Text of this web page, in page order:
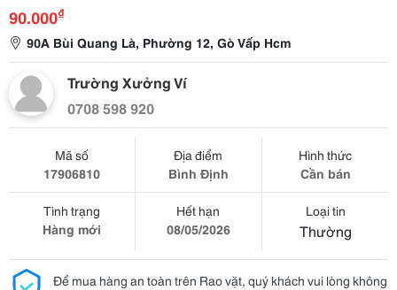
90.000₫
90A Bùi Quang Là, Phường 12, Gò Vấp Hcm
Trường Xưởng Ví
0708 598 920
Mã số
17906810
Địa điểm
Bình Định
Hình thức
Cần bán
Tình trạng
Hàng mới
Hết hạn
08/05/2026
Loại tin
Thường
Để mua hàng an toàn trên Rao vặt, quý khách vui lòng không